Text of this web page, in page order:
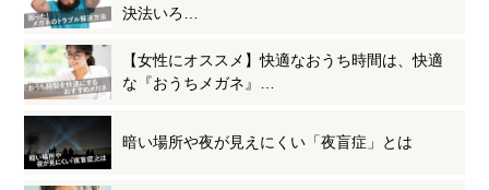
決法いろ…
【女性にオススメ】快適なおうち時間は、快適
な『おうちメガネ』…
暗い場所や夜が見えにくい「夜盲症」とは